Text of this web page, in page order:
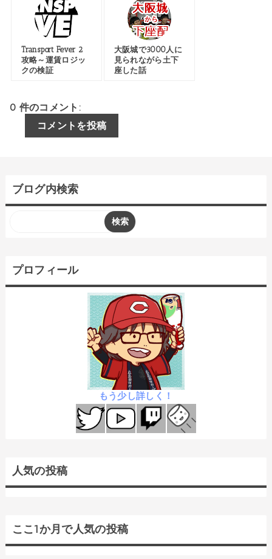
Transport Fever 2
攻略～運賃ロジッ
クの検証
大阪城で3000人に
見られながら土下
座した話
0 件のコメント:
コメントを投稿
ブログ内検索
プロフィール
もう少し詳しく！
人気の投稿
ここ1か月で人気の投稿